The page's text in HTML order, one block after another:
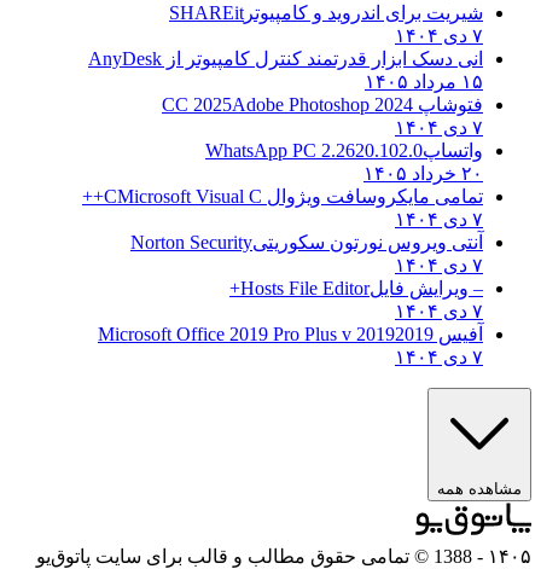
شیریت برای اندروید و کامپیوترSHAREit
انی دسک ابزار قدرتمند کنترل کامپیوتر ازAnyDesk
فتوشاپ CC 2025Adobe Photoshop 2024
واتساپWhatsApp PC 2.2620.102.0
تمامی مایکروسافت ویژوال CMicrosoft Visual C++
آنتی ویروس نورتون سکوریتیNorton Security
– ویرایش فایلHosts File Editor+
آفیس 2019
2019 Microsoft Office 2019 Pro Plus v
همه
- 1388 © تمامی حقوق مطالب و قالب برای سایت پاتوق‌یو